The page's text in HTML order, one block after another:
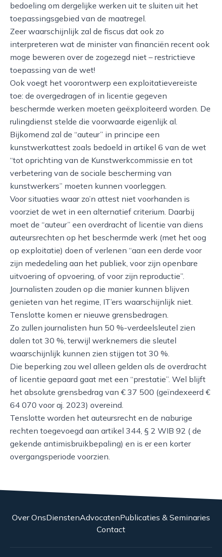
bedoeling om dergelijke werken uit te sluiten uit het
toepassingsgebied van de maatregel.
Zeer waarschijnlijk zal de fiscus dat ook zo
interpreteren wat de minister van financiën recent ook
moge beweren over de zogezegd niet – restrictieve
toepassing van de wet!
Ook voegt het voorontwerp een exploitatievereiste
toe: de overgedragen of in licentie gegeven
beschermde werken moeten geëxploiteerd worden. De
rulingdienst stelde die voorwaarde eigenlijk al.
Bijkomend zal de “auteur” in principe een
kunstwerkattest zoals bedoeld in artikel 6 van de wet
“tot oprichting van de Kunstwerkcommissie en tot
verbetering van de sociale bescherming van
kunstwerkers” moeten kunnen voorleggen.
Voor situaties waar zo’n attest niet voorhanden is
voorziet de wet in een alternatief criterium. Daarbij
moet de “auteur” een overdracht of licentie van diens
auteursrechten op het beschermde werk (met het oog
op exploitatie) doen of verlenen “aan een derde voor
zijn mededeling aan het publiek, voor zijn openbare
uitvoering of opvoering, of voor zijn reproductie”.
Journalisten zouden op die manier kunnen blijven
genieten van het regime, IT’ers waarschijnlijk niet.
Tenslotte komen er nieuwe grensbedragen.
Zo zullen journalisten hun 50 %-verdeelsleutel zien
dalen tot 30 %, terwijl werknemers die sleutel
waarschijnlijk kunnen zien stijgen tot 30 %.
Die beperking zou wel alleen gelden als de overdracht
of licentie gepaard gaat met een “prestatie”. Wel blijft
het absolute grensbedrag van € 37 500 (geïndexeerd €
64 070 voor aj. 2023) overeind.
Tenslotte worden het auteursrecht en de naburige
rechten toegevoegd aan artikel 344, § 2 WIB 92 ( de
gekende antimisbruikbepaling) en is er een korter
overgangsperiode voorzien.
Over OnsDienstenAdvocatenPublicaties & Seminaries
Contact